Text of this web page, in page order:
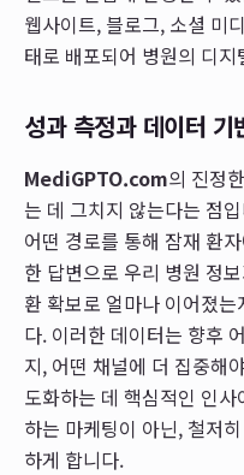
웹사이트, 블로그, 소셜 미
태로 배포되어 병원의 디
성과 측정과 데이터 기
MediGPTO.com의 진정
는 데 그치지 않는다는 점
어떤 경로를 통해 잠재 환
한 답변으로 우리 병원 정
환 확보로 얼마나 이어졌
다. 이러한 데이터는 향후
지, 어떤 채널에 더 집중해
도화하는 데 핵심적인 인
하는 마케팅이 아닌, 철저
하게 합니다.